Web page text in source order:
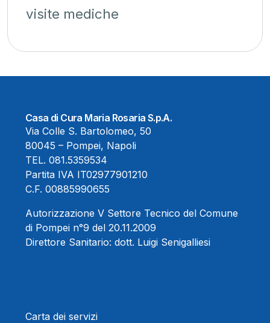
visite mediche
Casa di Cura Maria Rosaria S.p.A.
Via Colle S. Bartolomeo, 50
80045 – Pompei, Napoli
TEL. 081.5359534
Partita IVA IT02977901210
C.F. 00885990655
Autorizzazione V Settore Tecnico del Comune
di Pompei n°9 del 20.11.2009
Direttore Sanitario: dott. Luigi Senigalliesi
Carta dei servizi